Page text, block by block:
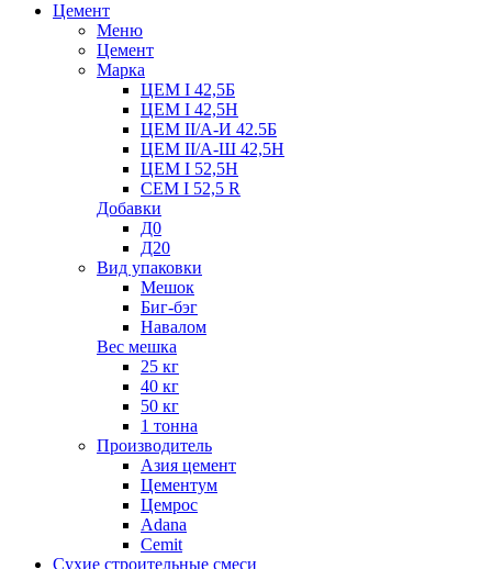
Цемент
Меню
Цемент
Марка
ЦЕМ I 42,5Б
ЦЕМ I 42,5Н
ЦЕМ II/А-И 42.5Б
ЦЕМ II/А-Ш 42,5Н
ЦЕМ I 52,5Н
CEM I 52,5 R
Добавки
Д0
Д20
Вид упаковки
Мешок
Биг-бэг
Навалом
Вес мешка
25 кг
40 кг
50 кг
1 тонна
Производитель
Азия цемент
Цементум
Цемрос
Adana
Cemit
Сухие строительные смеси